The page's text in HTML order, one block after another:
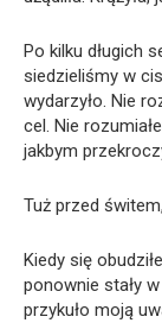
Po kilku długich
siedzieliśmy w
wydarzyło. Nie
cel. Nie
jakbym
Tuż przed
Kiedy się
ponownie stały
przykuło moją